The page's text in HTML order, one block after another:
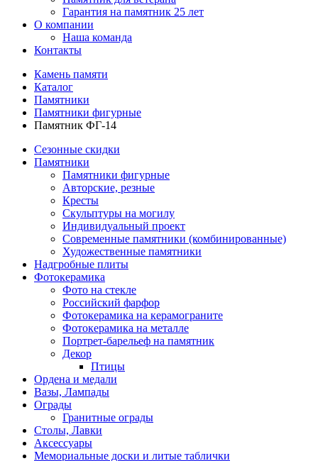
Гарантия на памятник 25 лет
О компании
Наша команда
Контакты
Камень памяти
Каталог
Памятники
Памятники фигурные
Памятник ФГ-14
Сезонные скидки
Памятники
Памятники фигурные
Авторские, резные
Кресты
Скульптуры на могилу
Индивидуальный проект
Современные памятники (комбинированные)
Художественные памятники
Надгробные плиты
Фотокерамика
Фото на стекле
Российский фарфор
Фотокерамика на керамограните
Фотокерамика на металле
Портрет-барельеф на памятник
Декор
Птицы
Ордена и медали
Вазы, Лампады
Ограды
Гранитные ограды
Столы, Лавки
Аксессуары
Мемориальные доски и литые таблички